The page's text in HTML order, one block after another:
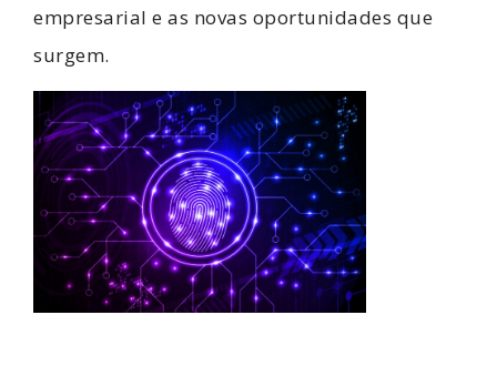
empresarial e as novas oportunidades que
surgem.